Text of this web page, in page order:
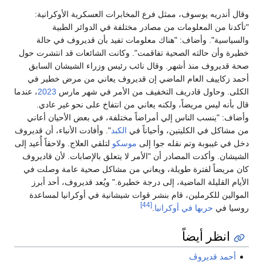
وقال أندريه يوسوف، ممثل فرع المخابرات العسكرية الأوكرانية:
"تأكدنا من المعلومات من مصادر مختلفة في الدوائر الطبية
والسياسية". وأضاف: "هناك معلومات تفيد بأن قديروف في حالة
خطيرة وأن حالته الصحية تفاقمت". وكانت الشائعات قد انتشرت حول
صحة قديروف منذ أشهر. وقال نائب رئيس وزراء الشيشان السابق
أحمد زكاييف العام الماضي إن قديروف يعاني من مرض خطير في
الكلى. وحاول قادريف التخفيف من الأمر في شهر مارس 2023، عندما
قال بأنه ليس مريضاً، ولكنه يعاني من انتفاخ على نحو غير عادي.
وأضاف: "ينسب الناس إلي أمراضاً مختلفة، في بعض الأحيان أعاني
من مشاكل في الكليتين، وأحياناً في الكبد". وأفادت الأنباء، أن قديروف
دخل في غيبوبة وتم نقله جوا إلى موسكو لتلقي العلاج. ولاحقاً أُعيد إلى
الشيشان. وأكدت المصادر أن "الأمر لا يتعلق بالإصابات. لأن قاديروف
كان مريضاً لفترة طويلة، ويعاني من مشاكل صحية عامة وصلت في
الأيام القليلة الماضية، إلى درجة خطيرة." ويُعد قديروف، أحد أبرز
الموالين للكرملين، قام بنشر قوات شيشانية في أوكرانيا لمساعدة
روسيا في حربها في أوكرانيا.
[44]
انظر أيضاً
أحمد قديروڤ